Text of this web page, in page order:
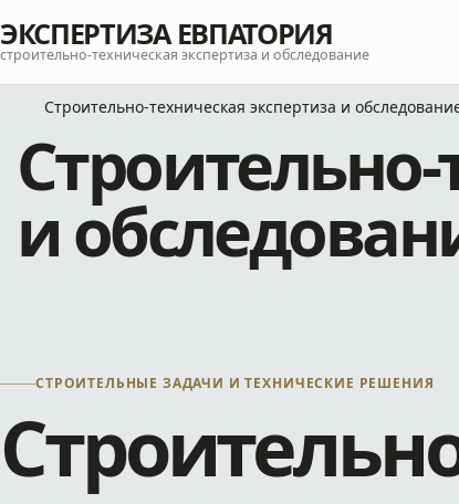
ЭКСПЕРТИЗА ЕВПАТОРИЯ
строительно-техническая экспертиза и обследование
Строительно-техническая экспертиза и
Строительно-
и
СТРОИТЕЛЬНЫЕ ЗАДАЧИ И ТЕХНИЧЕСКИЕ РЕШЕНИЯ